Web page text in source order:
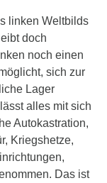
linken Weltbilds
doch
noch einen
sich zur
Lager
alles mit sich
Autokastration,
Kriegshetze,
Das ist